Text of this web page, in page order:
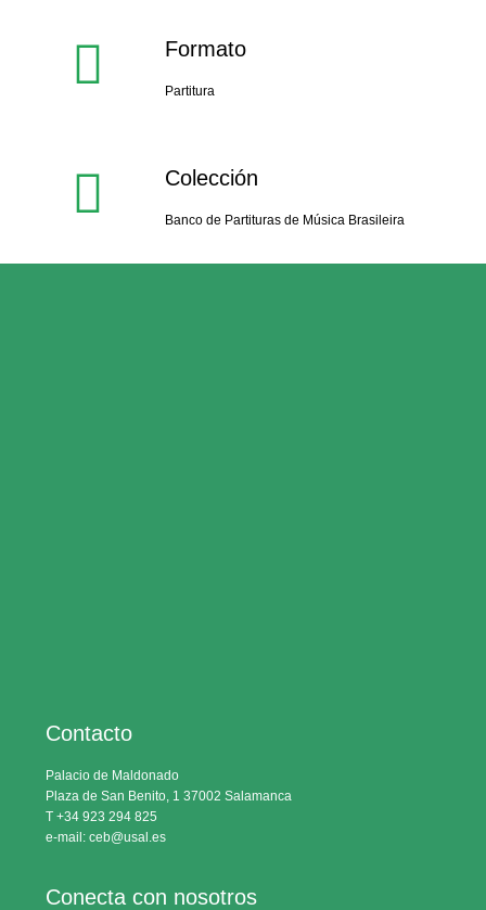
Formato
Partitura
Colección
Banco de Partituras de Música Brasileira
Contacto
Palacio de Maldonado
Plaza de San Benito, 1 37002 Salamanca
T +34 923 294 825
e-mail: ceb@usal.es
Conecta con nosotros